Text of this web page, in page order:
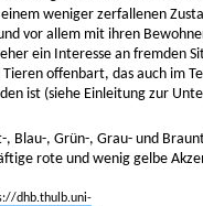
weniger zerfallenen
vor allem mit ihren
eher ein Interesse an fremden
Tieren offenbart, das auch im
ist (siehe Einleitung zur
, Blau-, Grün-, Grau- und
rote und wenig gelbe
dhb.thulb.uni-